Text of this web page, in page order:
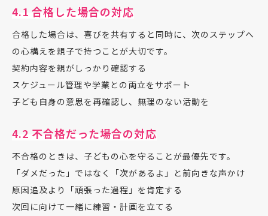
4.1 合格した場合の対応
合格した場合は、喜びを共有すると同時に、次のステップへ
の心構えを親子で持つことが大切です。
契約内容を親がしっかり確認する
スケジュール管理や学業との両立をサポート
子ども自身の意思を再確認し、無理のない活動を
4.2 不合格だった場合の対応
不合格のときは、子どもの心を守ることが最優先です。
「ダメだった」ではなく「次があるよ」と前向きな声かけ
原因追及より「頑張った過程」を肯定する
次回に向けて一緒に練習・計画を立てる